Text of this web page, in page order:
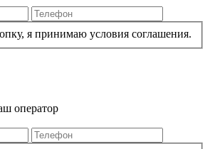
я принимаю условия соглашения.
оператор